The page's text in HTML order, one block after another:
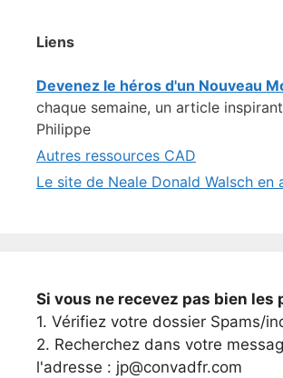
Liens
Devenez le héros d'un Nouveau
chaque semaine, un article
Philippe
Autres ressources CAD
Le site de Neale Donald Walsch en
Si vous ne recevez pas bien les
1. Vérifiez votre dossier Spams/
2. Recherchez dans votre
l'adresse : jp@convadfr.com